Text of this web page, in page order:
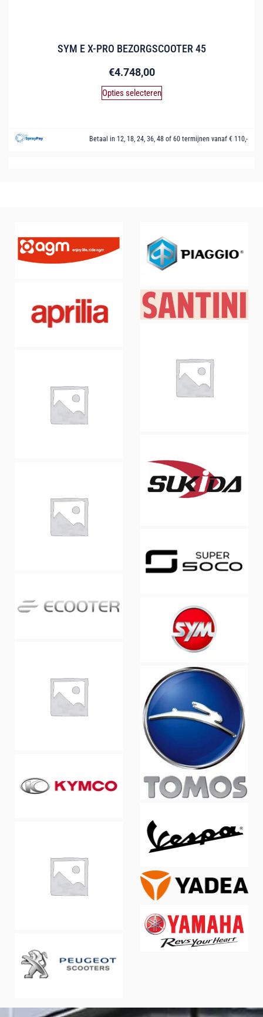
SYM E X-PRO BEZORGSCOOTER 45
€4.748,00
Opties selecteren
Betaal in 12, 18, 24, 36, 48 of 60 termijnen vanaf € 110,-